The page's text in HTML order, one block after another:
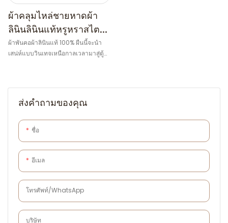
ส่งคำถามของคุณ
ชื่อ
อีเมล
โทรศัพท์/WhatsApp
บริษัท
ผ้าคลุมไหล่ชายหาดผ้า
ลินินลินินแท้หรูหราสไตล์
วินเทจสำหรับฤดูใบไม้ร่วง
สำหรับผู้หญิง ขอบมีพู่
ผ้าพันคอผ้าลินินแท้ 100% ผืนนี้จะนำ
เสน่ห์แบบวินเทจเหนือกาลเวลามาสู่ตู้
ใบไม้ร่วง สีสันที่เรียบง่ายเพิ่มความสง่า
ชอบสไตล์มินิมอลและคลาสสิก